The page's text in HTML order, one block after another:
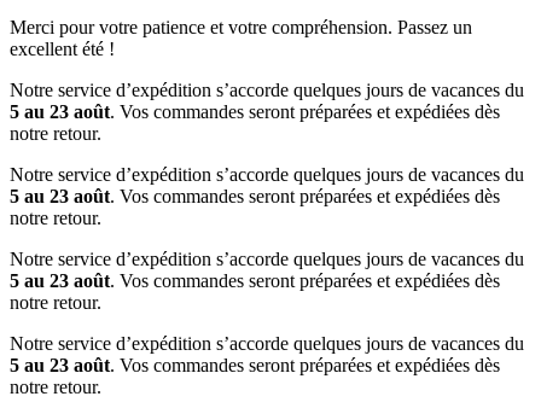
Merci pour votre patience et votre compréhension. Passez un
excellent été !
Notre service d’expédition s’accorde quelques jours de vacances du
5 au 23 août. Vos commandes seront préparées et expédiées dès
notre retour.
Notre service d’expédition s’accorde quelques jours de vacances du
5 au 23 août. Vos commandes seront préparées et expédiées dès
notre retour.
Notre service d’expédition s’accorde quelques jours de vacances du
5 au 23 août. Vos commandes seront préparées et expédiées dès
notre retour.
Notre service d’expédition s’accorde quelques jours de vacances du
5 au 23 août. Vos commandes seront préparées et expédiées dès
notre retour.